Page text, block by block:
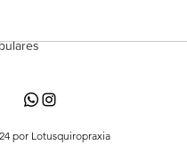
por Lotusquiropraxia